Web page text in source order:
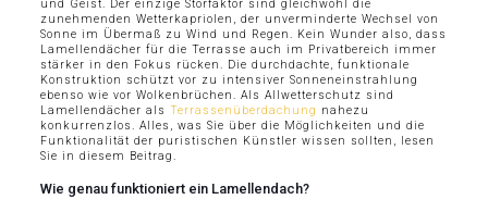
und Geist. Der einzige Störfaktor sind gleichwohl die
zunehmenden Wetterkapriolen, der unverminderte Wechsel von
Sonne im Übermaß zu Wind und Regen. Kein Wunder also, dass
Lamellendächer für die Terrasse auch im Privatbereich immer
stärker in den Fokus rücken. Die durchdachte, funktionale
Konstruktion schützt vor zu intensiver Sonneneinstrahlung
ebenso wie vor Wolkenbrüchen. Als Allwetterschutz sind
Lamellendächer als Terrassenüberdachung nahezu
konkurrenzlos. Alles, was Sie über die Möglichkeiten und die
Funktionalität der puristischen Künstler wissen sollten, lesen
Sie in diesem Beitrag.
Wie genau funktioniert ein Lamellendach?